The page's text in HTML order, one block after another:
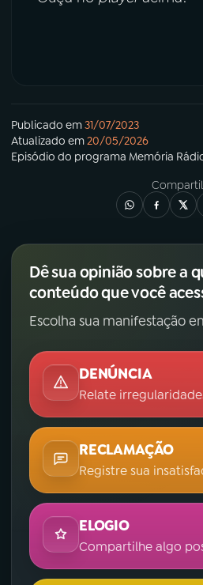
07ÚLTIMAS
YouTube
X
Publicado em31/07/2023
Atualizado em20/05/2026
Episódio do programa Memória
Dê sua opinião sobre a
conteúdo que você
Escolha sua manifestação
DENÚNCIA
Relate
RECLAMAÇÃO
Registre sua
ELOGIO
Compartilhe algo